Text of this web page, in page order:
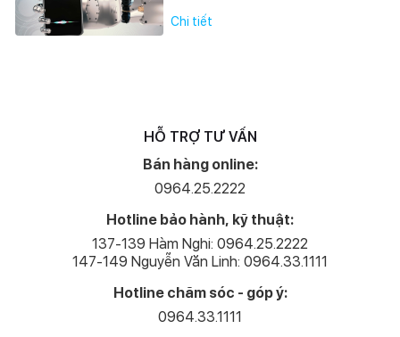
Chi tiết
HỖ TRỢ TƯ VẤN
Bán hàng online:
0964.25.2222
Hotline bảo hành, kỹ thuật:
137-139 Hàm Nghi: 0964.25.2222
147-149 Nguyễn Văn Linh: 0964.33.1111
Hotline chăm sóc - góp ý:
0964.33.1111